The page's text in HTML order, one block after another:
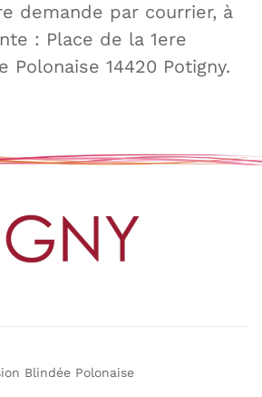
demande par courrier, à
: Place de la 1ere
Polonaise 14420 Potigny.
Blindée Polonaise